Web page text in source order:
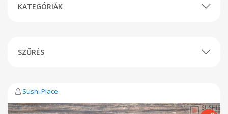
KATEGÓRIÁK
SZŰRÉS
Sushi Place